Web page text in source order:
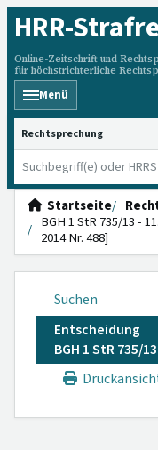
HRR-
Online-Zeitschrift und
für höchstrichterliche
Menü
HRRS durchsuchen
Startseite
BGH 1 StR 735/13 -
2014 Nr. 488]
Suchen
Entscheidung
BGH 1 StR 735/